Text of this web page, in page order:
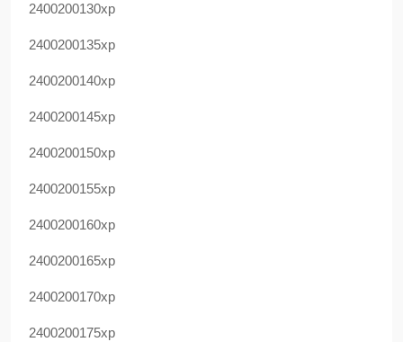
2400200130xp
2400200135xp
2400200140xp
2400200145xp
2400200150xp
2400200155xp
2400200160xp
2400200165xp
2400200170xp
2400200175xp